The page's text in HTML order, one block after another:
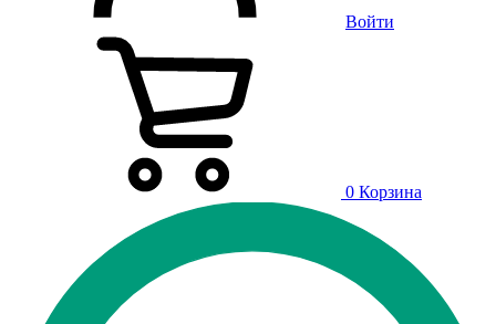
Войти
0 Корзина